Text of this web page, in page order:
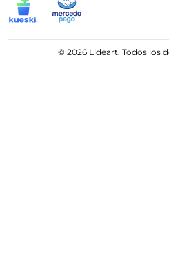
© 2026 Lideart. Todos los